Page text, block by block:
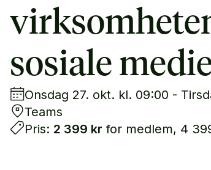
sosiale
Onsdag 27. okt. kl. 09:00 -
Teams
Pris: 2 399 kr for medlem, 4